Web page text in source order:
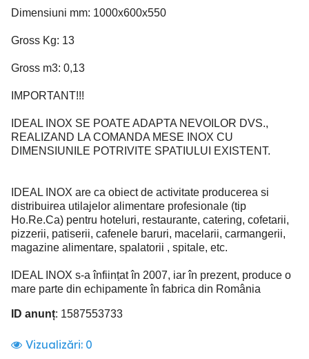
Dimensiuni mm: 1000x600x550
Gross Kg: 13
Gross m3: 0,13
IMPORTANT!!!
IDEAL INOX SE POATE ADAPTA NEVOILOR DVS.,
REALIZAND LA COMANDA MESE INOX CU
DIMENSIUNILE POTRIVITE SPATIULUI EXISTENT.
IDEAL INOX are ca obiect de activitate producerea si
distribuirea utilajelor alimentare profesionale (tip
Ho.Re.Ca) pentru hoteluri, restaurante, catering, cofetarii,
pizzerii, patiserii, cafenele baruri, macelarii, carmangerii,
magazine alimentare, spalatorii , spitale, etc.
IDEAL INOX s-a înființat în 2007, iar în prezent, produce o
mare parte din echipamente în fabrica din România
ID anunț: 1587553733
Vizualizări: 0